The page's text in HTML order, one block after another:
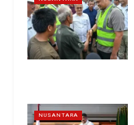
NUSANTARA